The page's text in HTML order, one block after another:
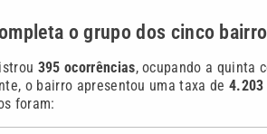
o grupo dos cinco
395 ocorrências, ocupando a quinta
o bairro apresentou uma taxa de
foram: